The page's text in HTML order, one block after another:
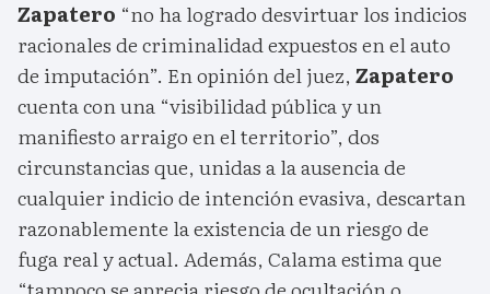
Zapatero “no ha logrado desvirtuar los indicios
racionales de criminalidad expuestos en el auto
de imputación”. En opinión del juez, Zapatero
cuenta con una “visibilidad pública y un
manifiesto arraigo en el territorio”, dos
circunstancias que, unidas a la ausencia de
cualquier indicio de intención evasiva, descartan
razonablemente la existencia de un riesgo de
fuga real y actual. Además, Calama estima que